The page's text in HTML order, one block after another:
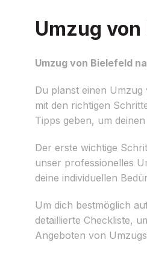
Umzug
Umzug von Bielefeld
Du planst einen
mit den richtigen
Tipps geben, um
Der erste wichtige
unser professionelles
deine individuellen
Um dich bestmöglich
detaillierte Checkliste,
Angeboten von